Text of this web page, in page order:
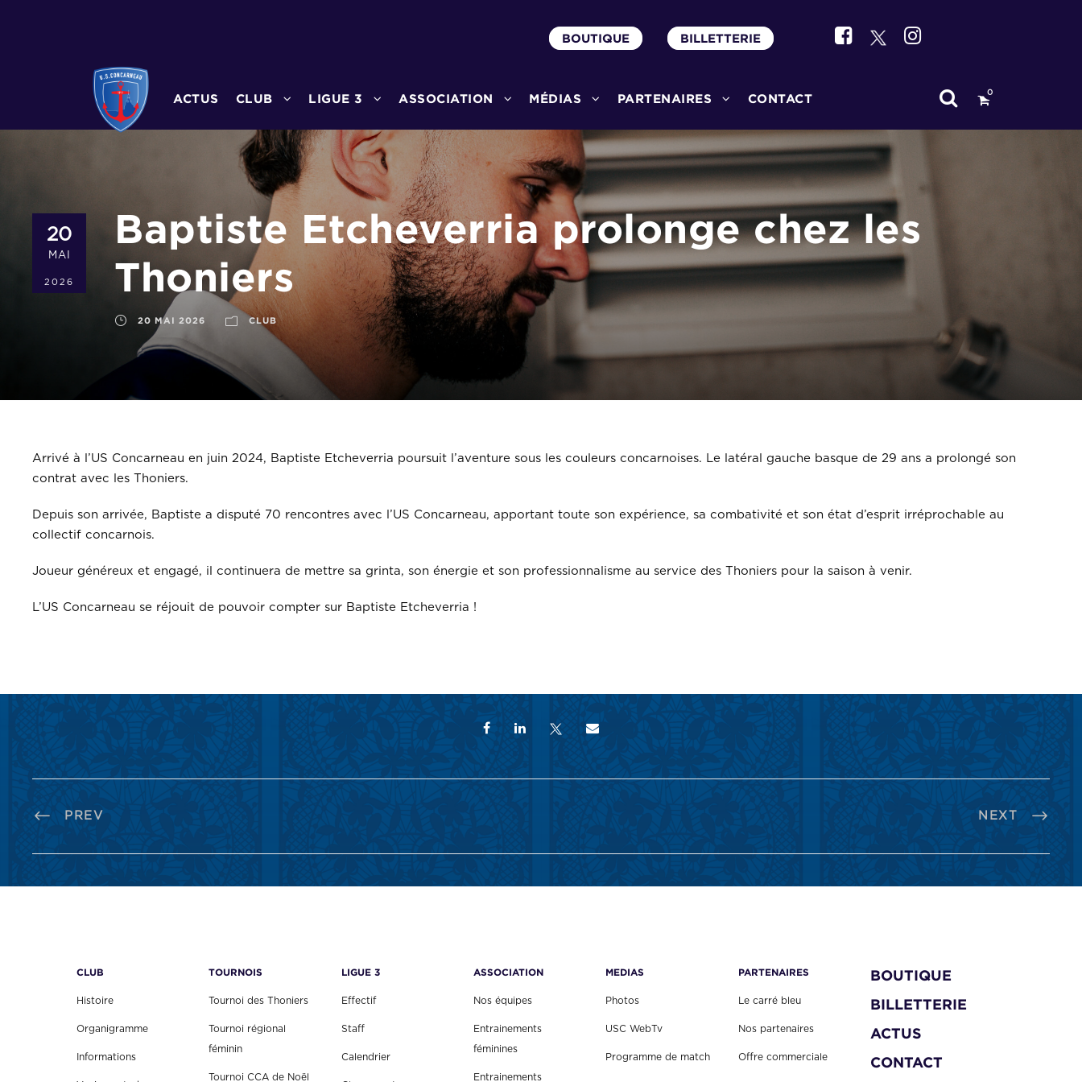
BOUTIQUE BILLETTERIE
ACTUS CLUB LIGUE 3 ASSOCIATION MÉDIAS PARTENAIRES CONTACT 0
20
MAI
2026
Baptiste Etcheverria prolonge chez les
Thoniers
20 MAI 2026 CLUB
Arrivé à l’US Concarneau en juin 2024, Baptiste Etcheverria poursuit l’aventure sous les couleurs concarnoises. Le latéral gauche basque de 29 ans a prolongé son
contrat avec les Thoniers.
Depuis son arrivée, Baptiste a disputé 70 rencontres avec l’US Concarneau, apportant toute son expérience, sa combativité et son état d’esprit irréprochable au
collectif concarnois.
Joueur généreux et engagé, il continuera de mettre sa grinta, son énergie et son professionnalisme au service des Thoniers pour la saison à venir.
L’US Concarneau se réjouit de pouvoir compter sur Baptiste Etcheverria !
PREV NEXT
CLUB
Histoire
Organigramme
Informations
TOURNOIS
Tournoi des Thoniers
Tournoi régional
féminin
Tournoi CCA de Noël
LIGUE 3
Effectif
Staff
Calendrier
ASSOCIATION
Nos équipes
Entrainements
féminines
Entrainements
MEDIAS
Photos
USC WebTv
Programme de match
PARTENAIRES
Le carré bleu
Nos partenaires
Offre commerciale
BOUTIQUE
BILLETTERIE
ACTUS
CONTACT